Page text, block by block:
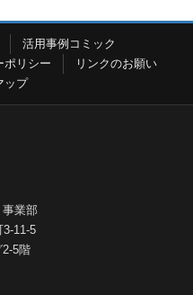
活用事例コミック
ポリシー
リンクのお願い
ップ
業部
11-5
5階